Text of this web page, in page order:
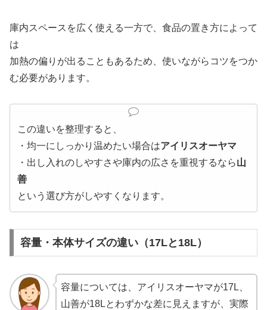
庫内スペースを広く使える一方で、食品の置き方によって
は
加熱の偏りが出ることもあるため、使いながらコツをつか
む必要があります。
この違いを整理すると、
・均一にしっかり温めたい場合はアイリスオーヤマ
・出し入れのしやすさや庫内の広さを重視するなら山
善
という選び方がしやすくなります。
容量・本体サイズの違い（17Lと18L）
容量については、アイリスオーヤマが17L、
山善が18Lとわずかな差に見えますが、実際